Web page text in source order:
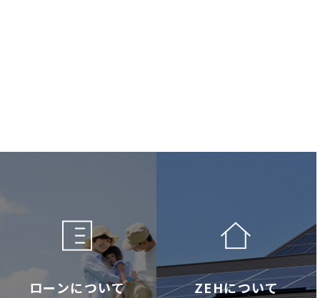
ローンについて ZEHについて